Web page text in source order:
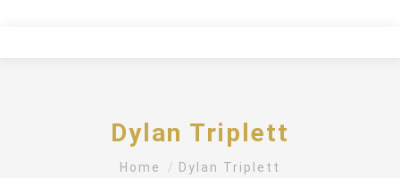
Dylan Triplett
You are here:
Home Dylan Triplett